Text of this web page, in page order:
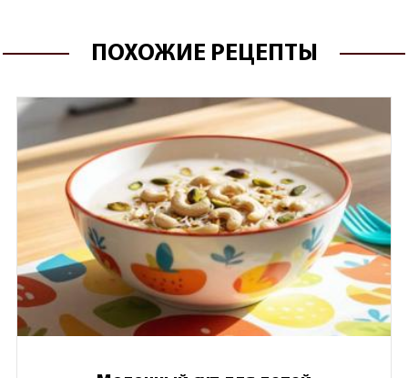
ПОХОЖИЕ РЕЦЕПТЫ